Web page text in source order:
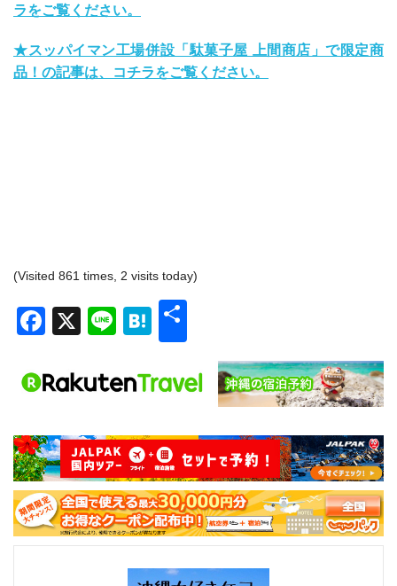
ラをご覧ください。
★スッパイマン工場併設「駄菓子屋 上間商店」で限定商
品！の記事は、コチラをご覧ください。
(Visited 861 times, 2 visits today)
Facebook
X LineHatena